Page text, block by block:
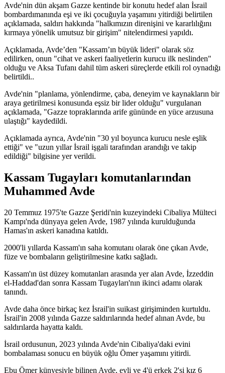
Avde'nin dün akşam Gazze kentinde bir konutu hedef alan İsrail
bombardımanında eşi ve iki çocuğuyla yaşamını yitirdiği belirtilen
açıklamada, saldırı hakkında "halkımızın direnişini ve kararlılığını
kırmaya yönelik umutsuz bir girişim" nitelendirmesi yapıldı.
Açıklamada, Avde’den "Kassam’ın büyük lideri" olarak söz
edilirken, onun "cihat ve askeri faaliyetlerin kurucu ilk neslinden"
olduğu ve Aksa Tufanı dahil tüm askeri süreçlerde etkili rol oynadığı
belirtildi..
Avde'nin "planlama, yönlendirme, çaba, deneyim ve kaynakların bir
araya getirilmesi konusunda eşsiz bir lider olduğu" vurgulanan
açıklamada, "Gazze topraklarında arife gününde en yüce arzusuna
ulaştığı" kaydedildi.
Açıklamada ayrıca, Avde'nin "30 yıl boyunca kurucu nesle eşlik
ettiği" ve "uzun yıllar İsrail işgali tarafından arandığı ve takip
edildiği" bilgisine yer verildi.
Kassam Tugayları komutanlarından
Muhammed Avde
20 Temmuz 1975'te Gazze Şeridi'nin kuzeyindeki Cibaliya Mülteci
Kampı'nda dünyaya gelen Avde, 1987 yılında kurulduğunda
Hamas'ın askeri kanadına katıldı.
2000'li yıllarda Kassam'ın saha komutanı olarak öne çıkan Avde,
füze ve bombaların geliştirilmesine katkı sağladı.
Kassam'ın üst düzey komutanları arasında yer alan Avde, İzzeddin
el-Haddad'dan sonra Kassam Tugayları'nın ikinci adamı olarak
tanındı.
Avde daha önce birkaç kez İsrail'in suikast girişiminden kurtuldu.
İsrail'in 2008 yılında Gazze saldırılarında hedef alınan Avde, bu
saldırılarda hayatta kaldı.
İsrail ordusunun, 2023 yılında Avde'nin Cibaliya'daki evini
bombalaması sonucu en büyük oğlu Ömer yaşamını yitirdi.
Ebu Ömer künyesiyle bilinen Avde, evli ve 4'ü erkek 2'si kız 6